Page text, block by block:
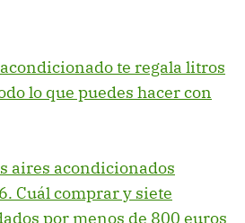
te regala litros
lo que puedes hacer con
aires acondicionados
Cuál comprar y siete
por menos de 800 euros